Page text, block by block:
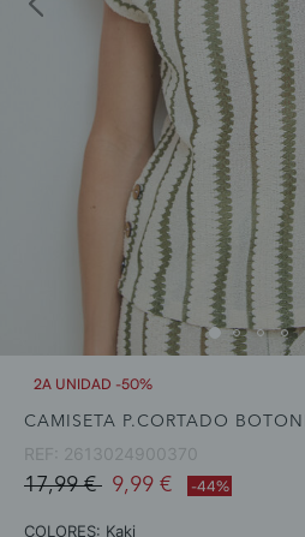
2A UNIDAD -50%
CAMISETA P.CORTADO
REF: 2613024900370
Price reduced from
17,99 €to9,99 € -44%
COLORES: Kaki